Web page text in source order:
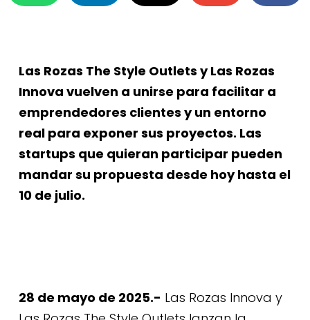
Las Rozas The Style Outlets y Las Rozas
Innova vuelven a unirse para facilitar a
emprendedores clientes y un entorno
real para exponer sus proyectos. Las
startups que quieran participar pueden
mandar su propuesta desde hoy hasta el
10 de julio.
28 de mayo de 2025.- Las Rozas Innova y